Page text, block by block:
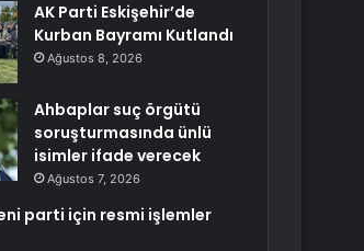
AK Parti Eskişehir’de
Kurban Bayramı Kutlandı
Ağustos 8, 2026
Ahbaplar suç örgütü
soruşturmasında ünlü
isimler ifade verecek
Ağustos 7, 2026
parti için resmi işlemler